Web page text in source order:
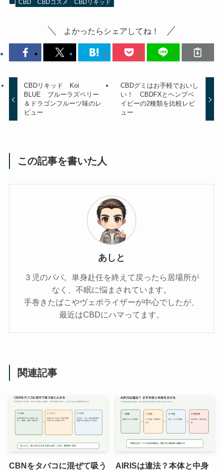
CBD CBDコスメ CBDリキッド
よかったらシェアしてね！
CBDリキッド Koi
BLUE ブルーラズベリー
＆ドラゴンフルーツ味のレ
ビュー
CBDグミはお手軽でおいし
い！ CBDFXとヘンプベ
イビーの2種類を比較レビ
ュー
この記事を書いた人
あしと
３児のパパ。単身赴任を終えて戻ったら居場所が
なく、不眠に悩まされています。
手巻きたばこやヴェポライザーが中心でしたが、
最近はCBDにハマってます。
関連記事
CBNをタバコに混ぜて吸う
AIRISは違法？本体と中身